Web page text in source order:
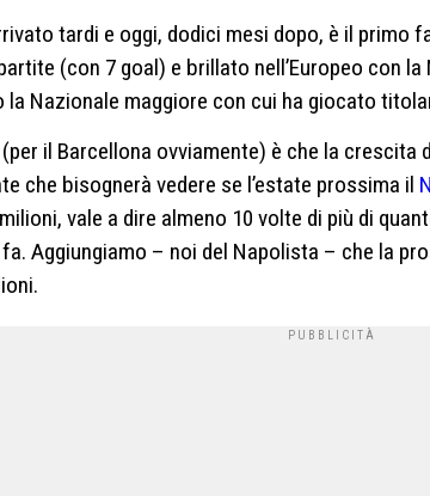
tardi e oggi, dodici mesi dopo, è il primo
(con 7 goal) e brillato nell’Europeo con
la Nazionale maggiore con cui ha giocato
il Barcellona ovviamente) è che la
che bisognerà vedere se l’estate prossima il
vale a dire almeno 10 volte di più di
Aggiungiamo – noi del Napolista – che la